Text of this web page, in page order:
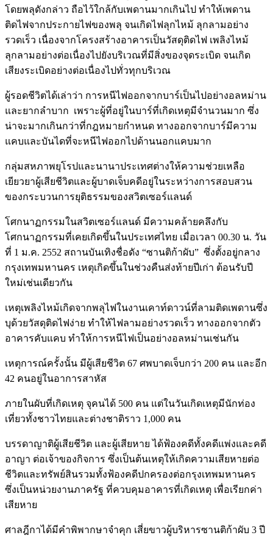
โดยพลุดังกล่าว ถือไว้ใกล้กับเพดานมากเกินไป ทำให้เพดาน
ติดไฟจากประกายไฟของพลุ จนเกิดไฟลุกไหม้ ลุกลามอย่าง
รวดเร็ว เนื่องจากโครงสร้างอาคารเป็นวัสดุติดไฟ เพลิงไหม้
ลุกลามอย่างต่อเนื่องไปยังบริเวณที่มีสิ่งของจุดระเบิด จนเกิด
เสียงระเบิดอย่างต่อเนื่องไปทั่วทุกบริเวณ
ผู้รอดชีวิตได้เล่าว่า การหนีไฟออกจากบาร์เป็นไปอย่างอลหม่าน
และยากลำบาก เพราะผู้ที่อยู่ในบาร์ที่เกิดเหตุมีจำนวนมาก ซึ่ง
น่าจะมากเกินกว่าที่กฎหมายกำหนด ทางออกจากบาร์มีความ
แคบและบันไดที่จะหนีไฟออกไปด้านนอกแคบมาก
กลุ่มสหภาพยุโรปและนานาประเทศต่างให้ความช่วยเหลือ
เยียวยาผู้เสียชีวิตและผู้บาดเจ็บคดีอยู่ในระหว่างการสอบสวน
ของกระบวนการยุติธรรมของสวิตเซอร์แลนด์
โศกนาฏกรรมในสวิตเซอร์แลนด์ มีความคล้ายคลึงกับ
โศกนาฏกรรมที่เคยเกิดขึ้นในประเทศไทย เมื่อเวลา 00.30 น. วัน
ที่ 1 ม.ค. 2552 สถานบันเทิงชื่อดัง “ซานติก้าผับ” ซึ่งตั้งอยู่กลาง
กรุงเทพมหานคร เหตุเกิดขึ้นในช่วงคืนส่งท้ายปีเก่า ต้อนรับปี
ใหม่เช่นเดียวกัน
เหตุเพลิงไหม้เกิดจากพลุไฟในงานเคาท์ดาวน์ที่ลามติดเพดานซึ่ง
บุด้วยวัสดุติดไฟง่าย ทำให้ไฟลามอย่างรวดเร็ว ทางออกจากตัว
อาคารคับแคบ ทำให้การหนีไฟเป็นอย่างอลหม่านเช่นกัน
เหตุการณ์ครั้งนั้น มีผู้เสียชีวิต 67 ศพบาดเจ็บกว่า 200 คน และอีก
42 คนอยู่ในอาการสาหัส
ภายในผับที่เกิดเหตุ จุคนได้ 500 คน แต่ในวันเกิดเหตุมีนักท่อง
เที่ยวทั้งชาวไทยและต่างชาติราว 1,000 คน
บรรดาญาติผู้เสียชีวิต และผู้เสียหาย ได้ฟ้องคดีทั้งคดีแพ่งและคดี
อาญา ต่อเจ้าของกิจการ ซึ่งเป็นต้นเหตุให้เกิดความเสียหายต่อ
ชีวิตและทรัพย์สินรวมทั้งฟ้องคดีปกครองต่อกรุงเทพมหานคร
ซึ่งเป็นหน่วยงานภาครัฐ ที่ควบคุมอาคารที่เกิดเหตุ เพื่อเรียกค่า
เสียหาย
ศาลฎีกาได้มีคำพิพากษาจำคุก เสี่ยขาวผู้บริหารซานติก้าผับ 3 ปี